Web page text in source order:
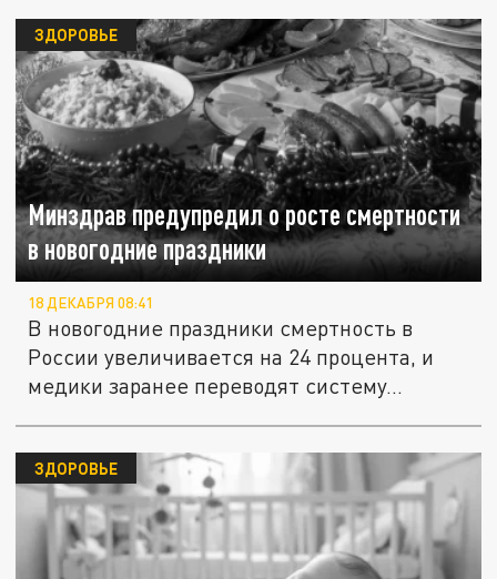
Минздрав предупредил о росте смертности
в новогодние праздники
ЗДОРОВЬЕ
18 ДЕКАБРЯ 08:41
В новогодние праздники смертность в
России увеличивается на 24 процента, и
медики заранее переводят систему...
ЗДОРОВЬЕ